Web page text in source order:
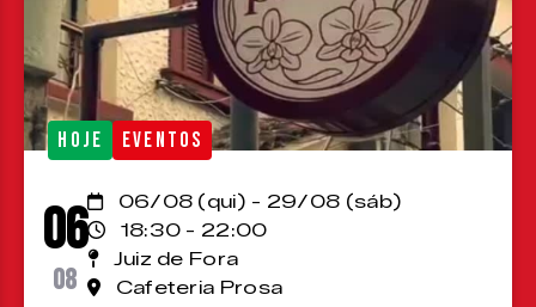
HOJE EVENTOS
06
08
06/08 (qui) - 29/08 (sáb)
18:30 - 22:00
Juiz de Fora
Cafeteria Prosa